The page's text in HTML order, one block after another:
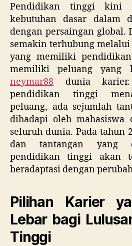
Pendidikan tinggi kini
kebutuhan dasar dalam
dengan persaingan global.
semakin terhubung
yang memiliki
memiliki peluang yang
neymar88 dunia
pendidikan tinggi
peluang, ada sejumlah
dihadapi oleh
seluruh dunia. Pada tahun
dan tantangan yang
pendidikan tinggi akan
beradaptasi dengan
Pilihan Karier
Lebar bagi
Tinggi